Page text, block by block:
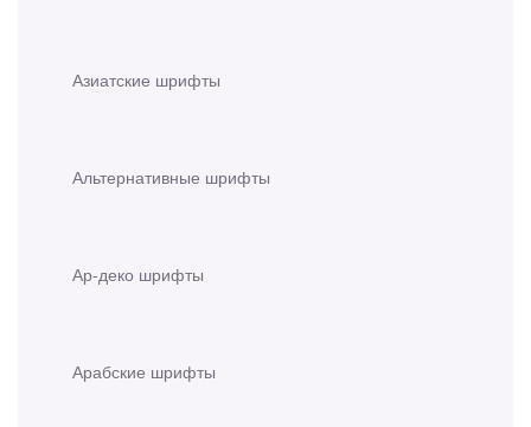
Азиатские шрифты
Альтернативные шрифты
Ар-деко шрифты
Арабские шрифты